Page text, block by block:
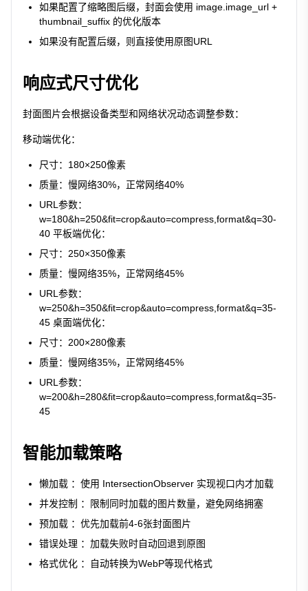
如果配置了缩略图后缀，封面会使用 image.image_url +
thumbnail_suffix 的优化版本
如果没有配置后缀，则直接使用原图URL
响应式尺寸优化
封面图片会根据设备类型和网络状况动态调整参数：
移动端优化：
尺寸：180×250像素
质量：慢网络30%，正常网络40%
URL参数：
w=180&h=250&fit=crop&auto=compress,format&q=30-
40 平板端优化：
尺寸：250×350像素
质量：慢网络35%，正常网络45%
URL参数：
w=250&h=350&fit=crop&auto=compress,format&q=35-
45 桌面端优化：
尺寸：200×280像素
质量：慢网络35%，正常网络45%
URL参数：
w=200&h=280&fit=crop&auto=compress,format&q=35-
45
智能加载策略
懒加载 ：使用 IntersectionObserver 实现视口内才加载
并发控制 ：限制同时加载的图片数量，避免网络拥塞
预加载 ：优先加载前4-6张封面图片
错误处理 ：加载失败时自动回退到原图
格式优化 ：自动转换为WebP等现代格式